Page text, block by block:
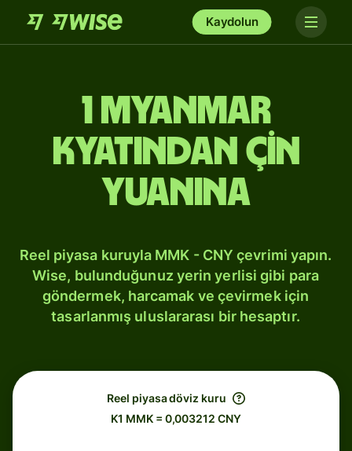
Kaydolun
1 Myanmar
kyatından Çin
yuanına
Reel piyasa kuruyla MMK - CNY çevrimi yapın.
Wise, bulunduğunuz yerin yerlisi gibi para
göndermek, harcamak ve çevirmek için
tasarlanmış uluslararası bir hesaptır.
Reel piyasa döviz kuru
K1 MMK = 0,003212 CNY